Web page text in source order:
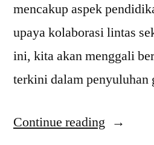
mencakup aspek
upaya kolaborasi lintas
ini, kita akan menggali
terkini dalam
Continue reading “Tren